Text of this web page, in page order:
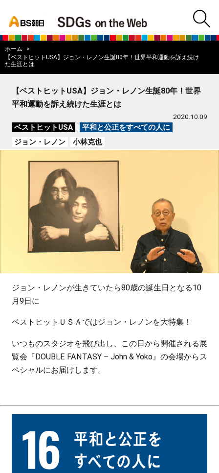
BS朝日SDGs
ホーム
【ベストヒットUSA】ジョン・レノン生誕80年！世界平和運動を訴え続け
た生涯とは
【ベストヒットUSA】ジョン・レノン生誕80年！世界
平和運動を訴え続けた生涯とは
2020.10.09
ベストヒットUSA
平和と公正をすべての人に
ジョン・レノン
小林克也
ジョン・レノンが生きていたら80歳の誕生日となる10
月9日に
ベストヒットＵＳＡではジョン・レノンを大特集！
いつものスタジオを飛び出し、この日から開催される展
覧会『DOUBLE FANTASY – John & Yoko』の会場からス
ペシャルにお届けします。